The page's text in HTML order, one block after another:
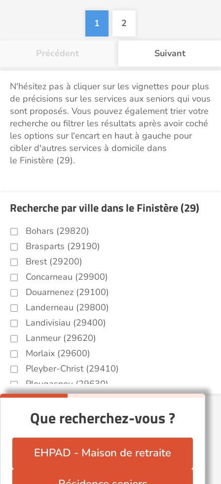
1 2
Précédent Suivant
N'hésitez pas à cliquer sur les vignettes pour plus
de précisions sur les services aux seniors qui vous
sont proposés. Vous pouvez également trier votre
recherche ou filtrer les résultats après avoir coché
les options sur l'encart en haut à gauche pour
cibler d'autres services à domicile dans
le Finistère (29).
Recherche par ville dans le Finistère (29)
Bohars (29820)
Brasparts (29190)
Brest (29200)
Concarneau (29900)
Douarnenez (29100)
Landerneau (29800)
Landivisiau (29400)
Lanmeur (29620)
Morlaix (29600)
Pleyber-Christ (29410)
Plougasnou (29630)
Plouigneau (29610)
Plouvorn (29420)
Plouénan (29420)
Quimper (29000)
Que recherchez-vous ?
EHPAD - Maison de retraite